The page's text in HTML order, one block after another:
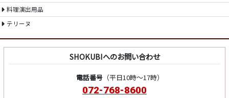
料理演出用品
テリーヌ
SHOKUBIへのお問い合わせ
電話番号（平日10時～17時）
072-768-8600